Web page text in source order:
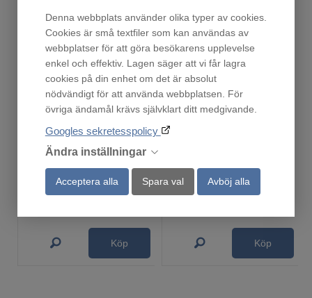
Denna webbplats använder olika typer av cookies.
Cookies är små textfiler som kan användas av
webbplatser för att göra besökarens upplevelse
enkel och effektiv. Lagen säger att vi får lagra
cookies på din enhet om det är absolut
nödvändigt för att använda webbplatsen. För
övriga ändamål krävs självklart ditt medgivande.
Googles sekretesspolicy
Ändra inställningar
Acceptera alla Spara val Avböj alla
ODA8113S
Finns i lager!
5 999 :-
Köp
519 :-
Köp